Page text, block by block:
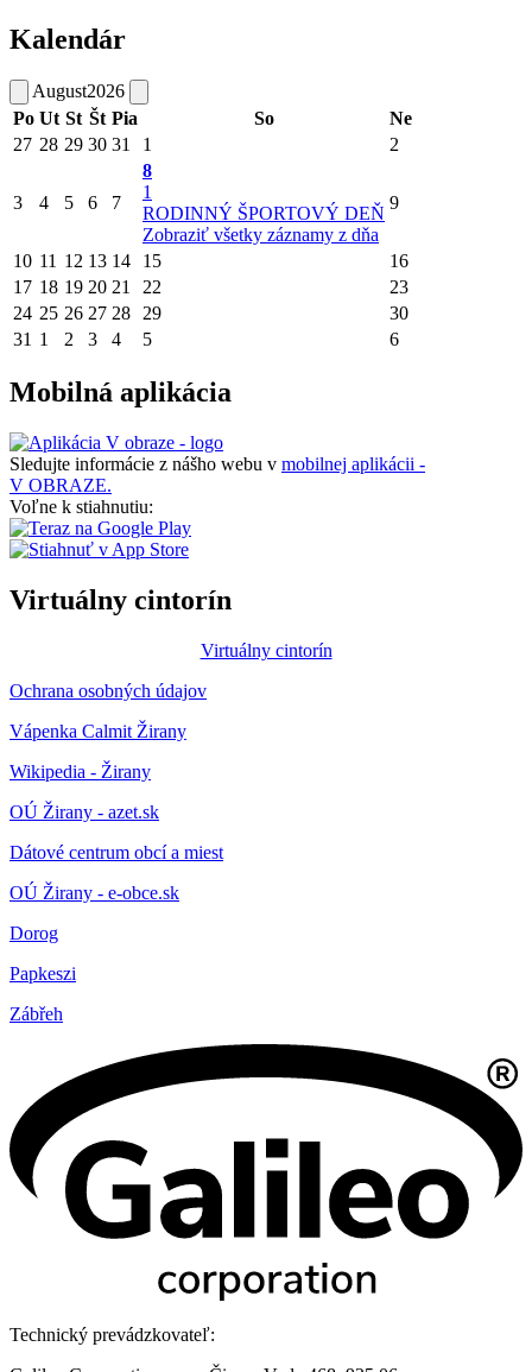
Kalendár
August2026
Po Ut St Št Pia So
Ne
27 28 29 30 31 1 2
3 4 5 6 7
8
1
RODINNÝ ŠPORTOVÝ DEŇ
Zobraziť všetky záznamy z dňa
9
10 11 12 13 14 15
16
17 18 19 20 21 22
23
24 25 26 27 28 29
30
31 1 2 3 4 5 6
Mobilná aplikácia
Sledujte informácie z nášho webu v mobilnej aplikácii -
V OBRAZE.
Voľne k stiahnutiu:
Virtuálny cintorín
Virtuálny cintorín
Ochrana osobných údajov
Vápenka Calmit Žirany
Wikipedia - Žirany
OÚ Žirany - azet.sk
Dátové centrum obcí a miest
OÚ Žirany - e-obce.sk
Dorog
Papkeszi
Zábřeh
Technický prevádzkovateľ: